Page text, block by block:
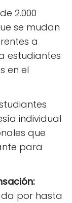
2.000
se mudan
a
estudiantes
en el
individual
que
para
por hasta